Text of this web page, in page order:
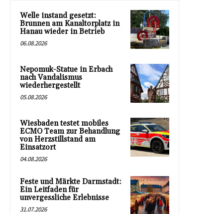
Welle instand gesetzt:
Brunnen am Kanaltorplatz in
Hanau wieder in Betrieb
06.08.2026
Nepomuk-Statue in Erbach
nach Vandalismus
wiederhergestellt
05.08.2026
Wiesbaden testet mobiles
ECMO Team zur Behandlung
von Herzstillstand am
Einsatzort
04.08.2026
Feste und Märkte Darmstadt:
Ein Leitfaden für
unvergessliche Erlebnisse
31.07.2026